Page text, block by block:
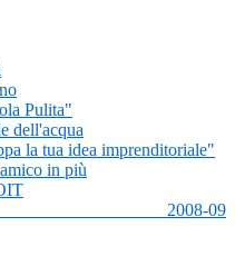
Pulita"
dell'acqua
la tua idea imprenditoriale"
in più
09